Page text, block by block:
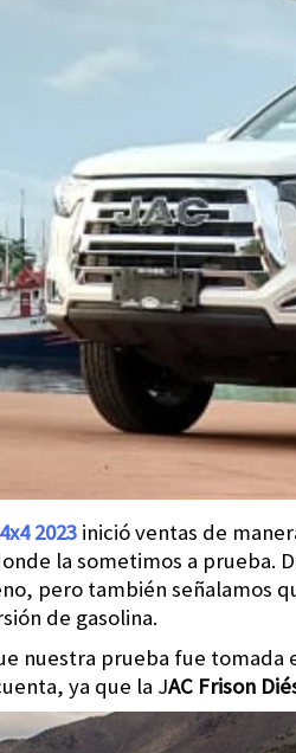
2023 inició ventas de
la sometimos a prueba.
pero también señalamos
de gasolina.
nuestra prueba fue tomada
ya que la JAC Frison